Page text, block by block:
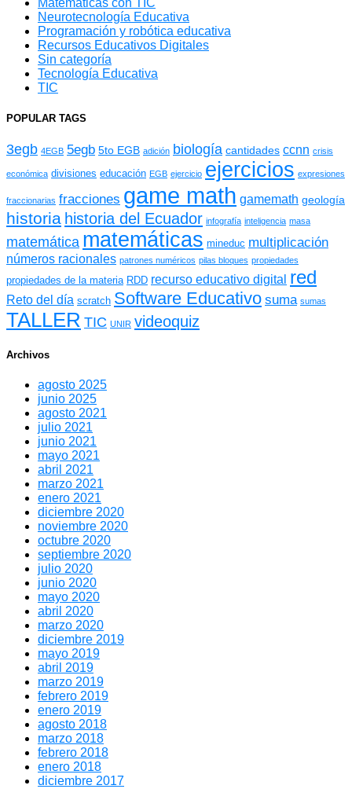
Neurotecnología Educativa
Programación y robótica educativa
Recursos Educativos Digitales
Sin categoría
Tecnología Educativa
TIC
POPULAR TAGS
3egb 4EGB 5egb 5to EGB adición biología cantidades ccnn crisis
económica divisiones educación EGB ejercicio ejercicios expresiones
fraccionarias fracciones game math gamemath geología
historia historia del Ecuador infografía inteligencia masa
matemática matemáticas mineduc multiplicación
números racionales patrones numéricos pilas bloques propiedades
propiedades de la materia RDD recurso educativo digital red
Reto del día scratch Software Educativo suma sumas
TALLER TIC UNIR videoquiz
Archivos
agosto 2025
junio 2025
agosto 2021
julio 2021
junio 2021
mayo 2021
abril 2021
marzo 2021
enero 2021
diciembre 2020
noviembre 2020
octubre 2020
septiembre 2020
julio 2020
junio 2020
mayo 2020
abril 2020
marzo 2020
diciembre 2019
mayo 2019
abril 2019
marzo 2019
febrero 2019
enero 2019
agosto 2018
marzo 2018
febrero 2018
enero 2018
diciembre 2017